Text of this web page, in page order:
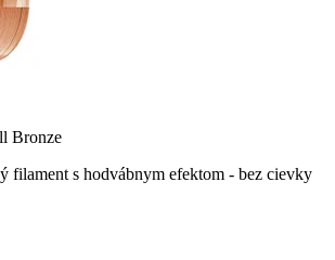
Bronze
filament s hodvábnym efektom - bez cievky